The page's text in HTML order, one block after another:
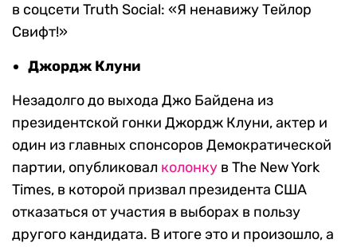
в соцсети Truth Social: «Я ненавижу Тейлор
Свифт!»
Джордж Клуни
Незадолго до выхода Джо Байдена из
президентской гонки Джордж Клуни, актер и
один из главных спонсоров Демократической
партии, опубликовал колонку в The New York
Times, в которой призвал президента США
отказаться от участия в выборах в пользу
другого кандидата. В итоге это и произошло, а